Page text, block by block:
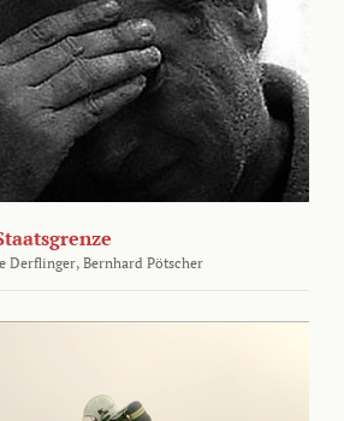
Derflinger, Bernhard Pötscher